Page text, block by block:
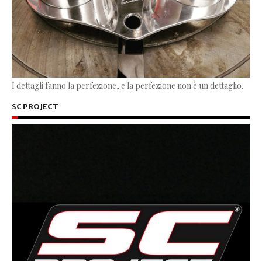
I dettagli fanno la perfezione, e la perfezione non è un dettaglio.
SC PROJECT